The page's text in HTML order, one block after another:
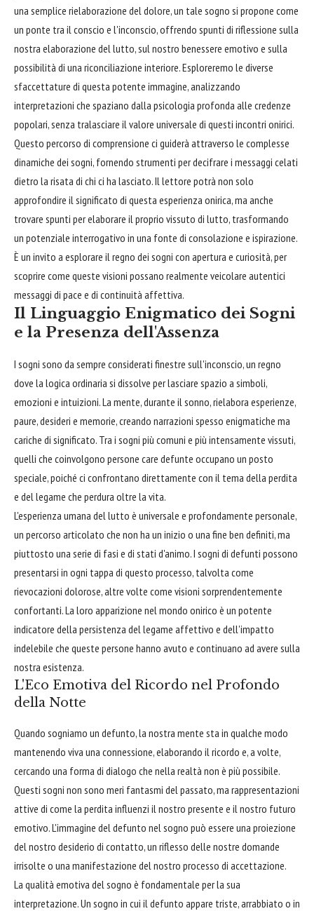
una semplice rielaborazione del dolore, un tale sogno si propone come
un ponte tra il conscio e l'inconscio, offrendo spunti di riflessione sulla
nostra elaborazione del lutto, sul nostro benessere emotivo e sulla
possibilità di una riconciliazione interiore. Esploreremo le diverse
sfaccettature di questa potente immagine, analizzando
interpretazioni che spaziano dalla psicologia profonda alle credenze
popolari, senza tralasciare il valore universale di questi incontri onirici.
Questo percorso di comprensione ci guiderà attraverso le complesse
dinamiche dei sogni, fornendo strumenti per decifrare i messaggi celati
dietro la risata di chi ci ha lasciato. Il lettore potrà non solo
approfondire il significato di questa esperienza onirica, ma anche
trovare spunti per elaborare il proprio vissuto di lutto, trasformando
un potenziale interrogativo in una fonte di consolazione e ispirazione.
È un invito a esplorare il regno dei sogni con apertura e curiosità, per
scoprire come queste visioni possano realmente veicolare autentici
messaggi di pace e di continuità affettiva.
Il Linguaggio Enigmatico dei Sogni
e la Presenza dell'Assenza
I sogni sono da sempre considerati finestre sull'inconscio, un regno
dove la logica ordinaria si dissolve per lasciare spazio a simboli,
emozioni e intuizioni. La mente, durante il sonno, rielabora esperienze,
paure, desideri e memorie, creando narrazioni spesso enigmatiche ma
cariche di significato. Tra i sogni più comuni e più intensamente vissuti,
quelli che coinvolgono persone care defunte occupano un posto
speciale, poiché ci confrontano direttamente con il tema della perdita
e del legame che perdura oltre la vita.
L'esperienza umana del lutto è universale e profondamente personale,
un percorso articolato che non ha un inizio o una fine ben definiti, ma
piuttosto una serie di fasi e di stati d'animo. I sogni di defunti possono
presentarsi in ogni tappa di questo processo, talvolta come
rievocazioni dolorose, altre volte come visioni sorprendentemente
confortanti. La loro apparizione nel mondo onirico è un potente
indicatore della persistenza del legame affettivo e dell'impatto
indelebile che queste persone hanno avuto e continuano ad avere sulla
nostra esistenza.
L'Eco Emotiva del Ricordo nel Profondo
della Notte
Quando sogniamo un defunto, la nostra mente sta in qualche modo
mantenendo viva una connessione, elaborando il ricordo e, a volte,
cercando una forma di dialogo che nella realtà non è più possibile.
Questi sogni non sono meri fantasmi del passato, ma rappresentazioni
attive di come la perdita influenzi il nostro presente e il nostro futuro
emotivo. L'immagine del defunto nel sogno può essere una proiezione
del nostro desiderio di contatto, un riflesso delle nostre domande
irrisolte o una manifestazione del nostro processo di accettazione.
La qualità emotiva del sogno è fondamentale per la sua
interpretazione. Un sogno in cui il defunto appare triste, arrabbiato o in